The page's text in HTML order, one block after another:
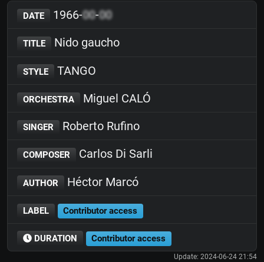
DATE 1966-00-00
TITLE Nido gaucho
STYLE TANGO
ORCHESTRA Miguel CALÓ
SINGER Roberto Rufino
COMPOSER Carlos Di Sarli
AUTHOR Héctor Marcó
LABEL Contributor access
DURATION Contributor access
Update: 2024-06-24 21:54